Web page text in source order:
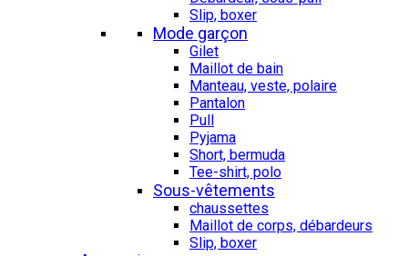
Slip, boxer
Mode garçon
Gilet
Maillot de bain
Manteau, veste, polaire
Pantalon
Pull
Pyjama
Short, bermuda
Tee-shirt, polo
Sous-vêtements
chaussettes
Maillot de corps, débardeurs
Slip, boxer